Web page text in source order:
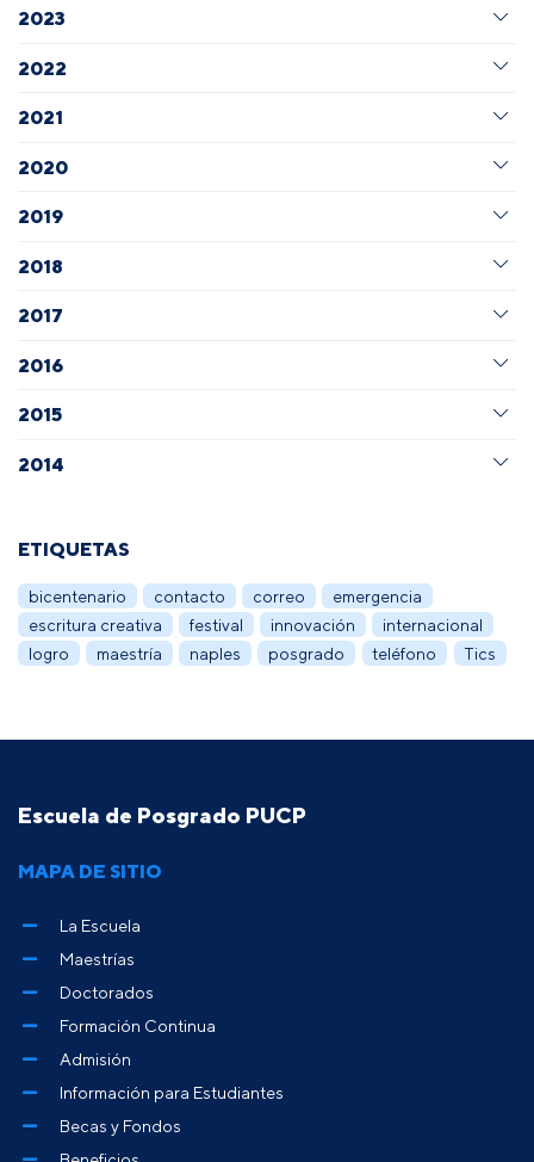
2023
2022
2021
2020
2019
2018
2017
2016
2015
2014
ETIQUETAS
bicentenario contacto correo
emergencia
escritura creativa
festival innovación
internacional
logro
maestría naples posgrado teléfono Tics
Escuela de Posgrado PUCP
MAPA DE SITIO
La Escuela
Maestrías
Doctorados
Formación Continua
Admisión
Información para Estudiantes
Becas y Fondos